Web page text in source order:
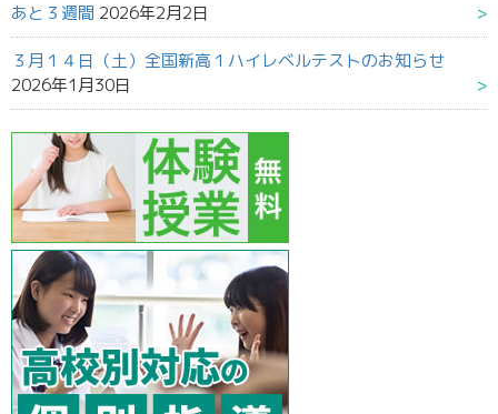
あと３週間 2026年2月2日
３月１４日（土）全国新高１ハイレベルテストのお知らせ
2026年1月30日